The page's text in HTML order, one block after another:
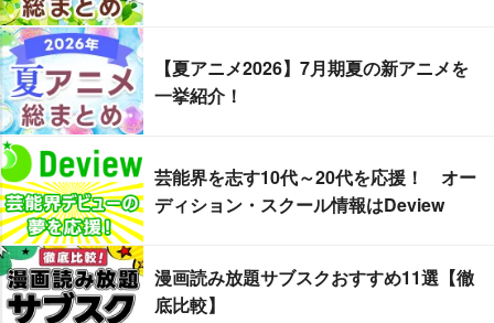
【夏アニメ2026】7月期夏の新アニメを
一挙紹介！
芸能界を志す10代～20代を応援！ オー
ディション・スクール情報はDeview
漫画読み放題サブスクおすすめ11選【徹
底比較】